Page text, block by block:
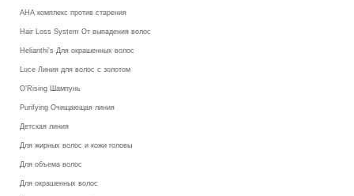
AHA комплекс против старения
Hair Loss System От выпадения волос
Helianthi's Для окрашенных волос
Luce Линия для волос с золотом
O’Rising Шампунь
Purifying Очищающая линия
Детская линия
Для жирных волос и кожи головы
Для объема волос
Для окрашенных волос